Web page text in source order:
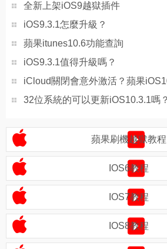
全新上架iOS9越獄插件
iOS9.3.1怎麼升級？
蘋果itunes10.6功能查詢
iOS9.3.1值得升級嗎？
iCloud關閉會意外激活？蘋果
蘋果刷機越獄教程
IOS6教程
IOS7教程
IOS8教程